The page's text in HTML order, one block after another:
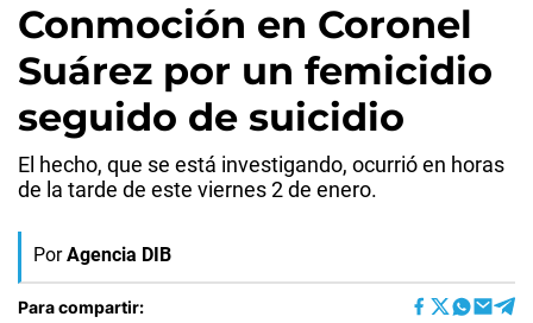
Conmoción en Coronel
Suárez por un femicidio
seguido de suicidio
El hecho, que se está investigando, ocurrió en horas
de la tarde de este viernes 2 de enero.
Por Agencia DIB
Para compartir: